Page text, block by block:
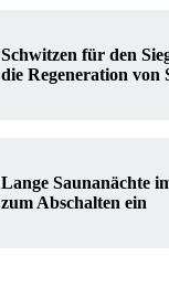
Schwitzen für den
die Regeneration
Lange Saunanächte
zum Abschalten ein